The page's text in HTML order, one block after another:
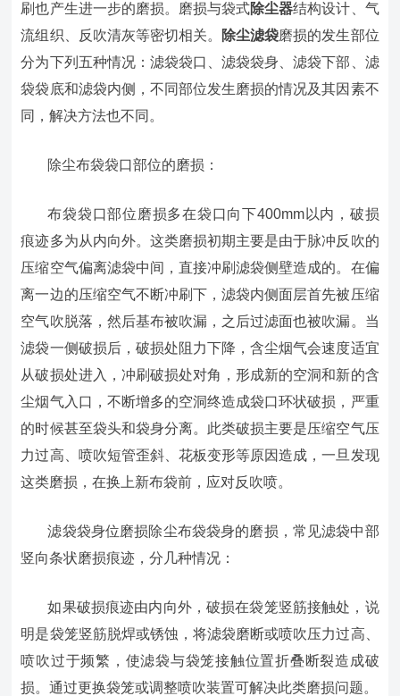
刷也产生进一步的磨损。磨损与袋式除尘器结构设计、气
流组织、反吹清灰等密切相关。
除尘滤袋磨损的发生部位
分为下列五种情况：滤袋袋口、滤袋袋身、滤袋下部、滤
袋袋底和滤袋内侧，不同部位发生磨损的情况及其因素不
同，解决方法也不同。
除尘布袋袋口部位的磨损：
布袋袋口部位磨损多在袋口向下400mm以内，破损
痕迹多为从内向外。这类磨损初期主要是由于脉冲反吹的
压缩空气偏离滤袋中间，直接冲刷滤袋侧壁造成的。在偏
离一边的压缩空气不断冲刷下，滤袋内侧面层首先被压缩
空气吹脱落，然后基布被吹漏，之后过滤面也被吹漏。当
滤袋一侧破损后，破损处阻力下降，含尘烟气会速度适宜
从破损处进入，冲刷破损处对角，形成新的空洞和新的含
尘烟气入口，不断增多的空洞终造成袋口环状破损，严重
的时候甚至袋头和袋身分离。此类破损主要是压缩空气压
力过高、喷吹短管歪斜、花板变形等原因造成，一旦发现
这类磨损，在换上新布袋前，应对反吹喷。
滤袋袋身位磨损除尘布袋袋身的磨损，常见滤袋中部
竖向条状磨损痕迹，分几种情况：
如果破损痕迹由内向外，破损在袋笼竖筋接触处，说
明是袋笼竖筋脱焊或锈蚀，将滤袋磨断或喷吹压力过高、
喷吹过于频繁，使滤袋与袋笼接触位置折叠断裂造成破
损。通过更换袋笼或调整喷吹装置可解决此类磨损问题。